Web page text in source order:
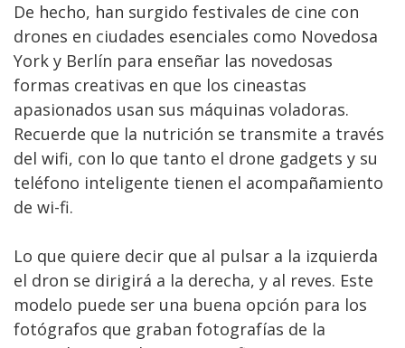
De hecho, han surgido festivales de cine con
drones en ciudades esenciales como Novedosa
York y Berlín para enseñar las novedosas
formas creativas en que los cineastas
apasionados usan sus máquinas voladoras.
Recuerde que la nutrición se transmite a través
del wifi, con lo que tanto el drone gadgets y su
teléfono inteligente tienen el acompañamiento
de wi-fi.
Lo que quiere decir que al pulsar a la izquierda
el dron se dirigirá a la derecha, y al reves. Este
modelo puede ser una buena opción para los
fotógrafos que graban fotografías de la